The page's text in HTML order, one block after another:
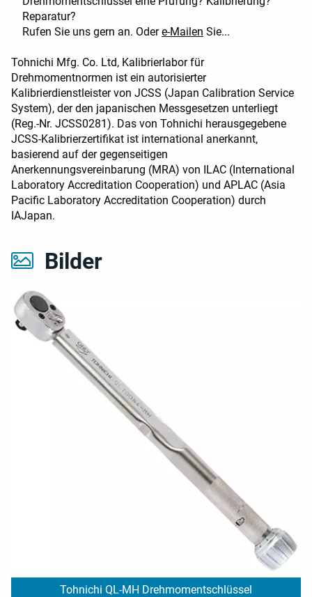
Bilder
Tohnichi QL-MH Drehmomentschlüssel
Reparatur?
Rufen Sie uns gern an. Odere-Mailen Sie...
Tohnichi Mfg. Co. Ltd, Kalibrierlabor für
Drehmomentnormen ist ein autorisierter
Kalibrierdienstleister von JCSS (Japan Calibration Service
System), der den japanischen Messgesetzen unterliegt
(Reg.-Nr. JCSS0281). Das von Tohnichi herausgegebene
JCSS-Kalibrierzertifikat ist international anerkannt,
basierend auf der gegenseitigen
Anerkennungsvereinbarung (MRA) von ILAC (International
Laboratory Accreditation Cooperation) und APLAC (Asia
Pacific Laboratory Accreditation Cooperation) durch
IAJapan.